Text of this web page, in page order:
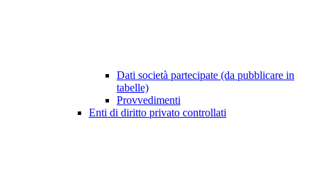
Dati società partecipate (da pubblicare in
tabelle)
Provvedimenti
Enti di diritto privato controllati